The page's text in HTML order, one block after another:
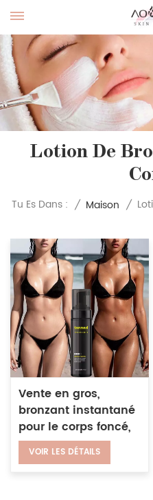
Lotion De
Tu Es Dans : / Maison /
Vente en gros,
bronzant instantané
pour le corps foncé,
mousse de bronzage
végétalien, lotion de
VOIR LES DÉTAILS